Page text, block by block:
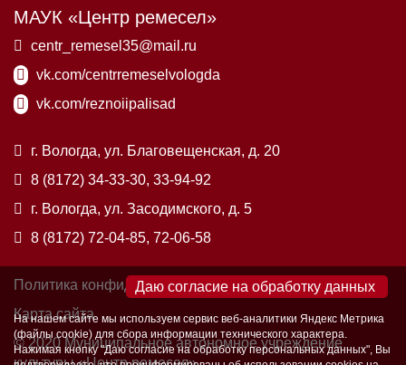
На нашем сайте мы используем сервис веб-аналитики Яндекс Метрика
(файлы cookie) для сбора информации технического характера.
Нажимая кнопку "Даю согласие на обработку персональных данных", Вы
МАУК «Центр ремесел»
centr_remesel35@mail.ru
vk.com/centrremeselvologda
vk.com/reznoiipalisad
г. Вологда, ул. Благовещенская, д. 20
8 (8172) 34-33-30, 33-94-92
г. Вологда, ул. Засодимского, д. 5
8 (8172) 72-04-85, 72-06-58
Политика конфиденциальности
Карта сайта
© 2020 Муниципальное автономное учреждение